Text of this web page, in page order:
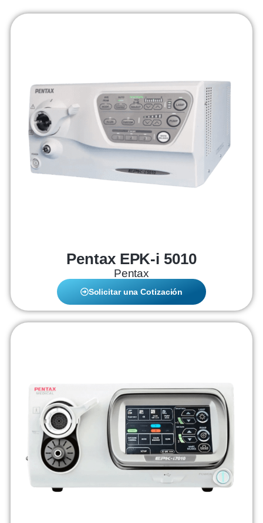
Pentax EPK-i 5010
Pentax
Solicitar una Cotización